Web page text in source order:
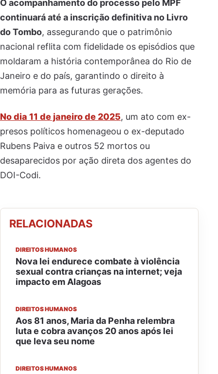
O acompanhamento do processo pelo MPF
continuará até a inscrição definitiva no Livro
do Tombo, assegurando que o patrimônio
nacional reflita com fidelidade os episódios que
moldaram a história contemporânea do Rio de
Janeiro e do país, garantindo o direito à
memória para as futuras gerações.
No dia 11 de janeiro de 2025, um ato com ex-
presos políticos homenageou o ex-deputado
Rubens Paiva e outros 52 mortos ou
desaparecidos por ação direta dos agentes do
DOI-Codi.
RELACIONADAS
DIREITOS HUMANOS
Nova lei endurece combate à violência
sexual contra crianças na internet; veja
impacto em Alagoas
DIREITOS HUMANOS
Aos 81 anos, Maria da Penha relembra
luta e cobra avanços 20 anos após lei
que leva seu nome
DIREITOS HUMANOS